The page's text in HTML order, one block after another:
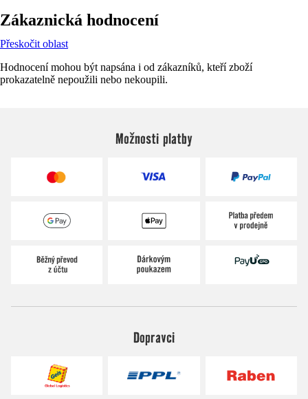
Zákaznická hodnocení
Přeskočit oblast
Hodnocení mohou být napsána i od zákazníků, kteří zboží
prokazatelně nepoužili nebo nekoupili.
Možnosti platby
Dopravci